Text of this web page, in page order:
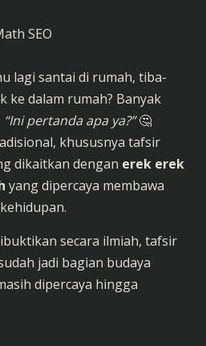
SEO
lagi santai di rumah, tiba-
ke dalam rumah? Banyak
“Ini pertanda apa ya?”🤔
khususnya tafsir
dikaitkan dengan erek erek
yang dipercaya membawa
secara ilmiah, tafsir
jadi bagian budaya
dipercaya hingga